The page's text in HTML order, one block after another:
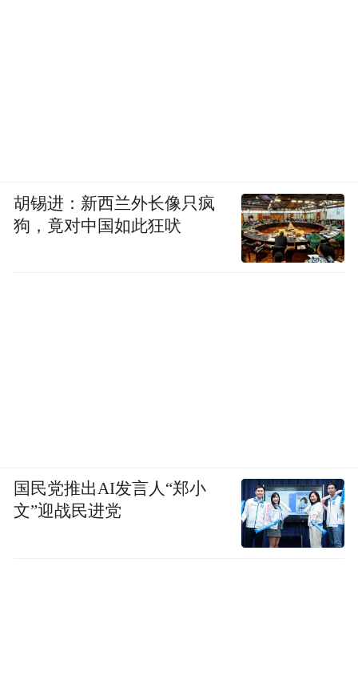
胡锡进：新西兰外长像只疯
狗，竟对中国如此狂吠
国民党推出AI发言人“郑小
文”迎战民进党